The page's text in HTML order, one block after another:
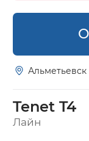
Альметьевск
Tenet T4
Лайн